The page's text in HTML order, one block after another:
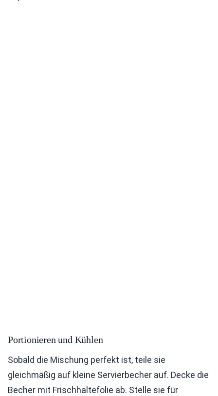
Portionieren und Kühlen
Sobald die Mischung perfekt ist, teile sie
gleichmäßig auf kleine Servierbecher auf. Decke die
Becher mit Frischhaltefolie ab. Stelle sie für